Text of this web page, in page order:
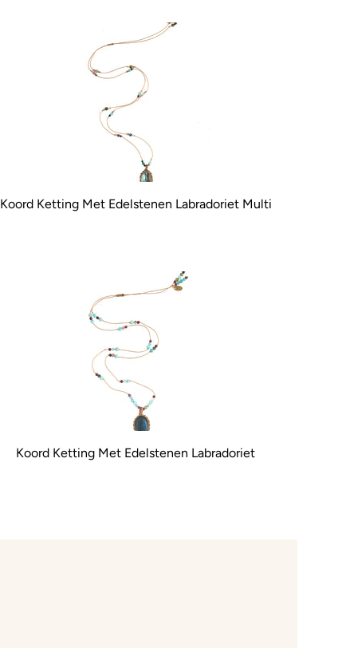
Koord Ketting Met Edelstenen Labradoriet Multi
Koord Ketting Met Edelstenen Labradoriet